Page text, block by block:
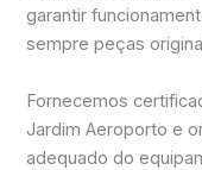
garantir
sempre peças
Fornecemos
Jardim Aeroporto e
adequado do